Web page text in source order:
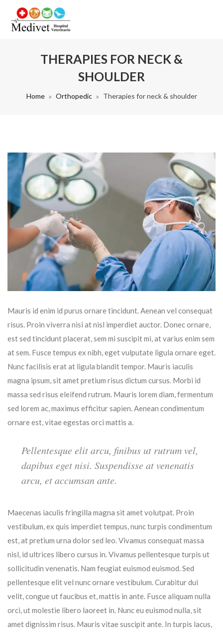
THERAPIES FOR NECK &
SHOULDER
Home Orthopedic Therapies for neck & shoulder
Mauris id enim id purus ornare tincidunt. Aenean vel consequat
risus. Proin viverra nisi at nisl imperdiet auctor. Donec ornare,
est sed tincidunt placerat, sem mi suscipit mi, at varius enim sem
at sem. Fusce tempus ex nibh, eget vulputate ligula ornare eget.
Nunc facilisis erat at ligula blandit tempor. Mauris iaculis
magna ipsum, sit amet pretium risus dictum cursus. Morbi id
massa sed risus eleifend rutrum. Mauris lorem diam, fermentum
sed lorem ac, maximus efficitur sapien. Aenean condimentum
ornare est, vitae egestas orci mattis a.
Pellentesque elit arcu, finibus ut rutrum vel,
dapibus eget nisi. Suspendisse at venenatis
arcu, et accumsan ante.
Maecenas iaculis fringilla magna sit amet volutpat. Proin
vestibulum, ex quis imperdiet tempus, nunc turpis condimentum
est, at pretium urna dolor sed leo. Vivamus consequat massa
nisl, id ultrices libero cursus in. Vivamus pellentesque turpis ut
sollicitudin venenatis. Nam feugiat euismod euismod. Sed
pellentesque elit vel nunc ornare vestibulum. Curabitur dui
velit, congue ut faucibus et, mattis in ante. Fusce aliquam nulla
orci, ut molestie libero laoreet in. Nunc eu euismod nulla, sit
amet dignissim risus. Mauris vitae suscipit ante. In turpis lacus,